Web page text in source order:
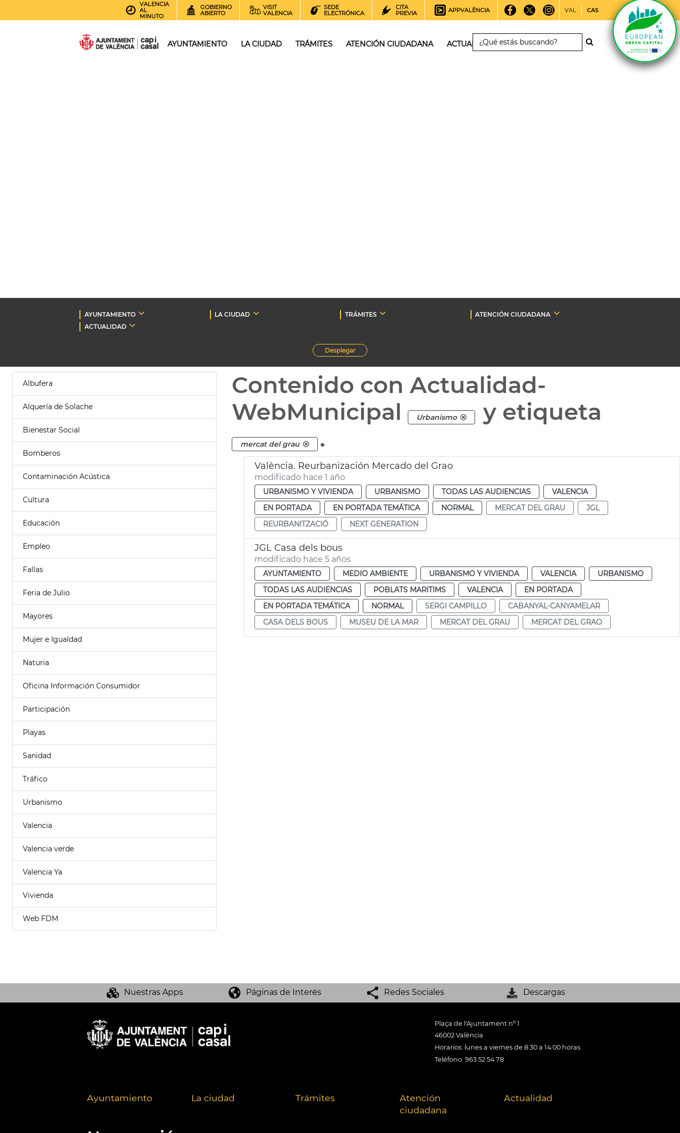
VALENCIA
AL
MINUTO
GOBIERNO
ABIERTO
VISIT
VALENCIA
SEDE
ELECTRÓNICA
CITA
PREVIA
APPVALÈNCIA VAL CAS
AYUNTAMIENTO LA CIUDAD TRÁMITES ATENCIÓN CIUDADANA ACTUALIDAD
AYUNTAMIENTO LA CIUDAD TRÁMITES
ATENCIÓN CIUDADANA
ACTUALIDAD
Desplegar
Albufera
Alquería de Solache
Bienestar Social
Bomberos
Contaminación Acústica
Cultura
Educación
Empleo
Fallas
Feria de Julio
Mayores
Mujer e Igualdad
Naturia
Oficina Información Consumidor
Participación
Playas
Sanidad
Tráfico
Urbanismo
Valencia
Valencia verde
Valencia Ya
Vivienda
Web FDM
Contenido con Actualidad-
WebMunicipal
Urbanismo y etiqueta
mercat del grau .
València. Reurbanización Mercado del Grao
modificado hace 1 año
URBANISMO Y VIVIENDA URBANISMO TODAS LAS AUDIENCIAS
VALENCIA
EN PORTADA
EN PORTADA TEMÁTICA NORMAL MERCAT DEL GRAU
JGL
REURBANITZACIÓ
NEXT GENERATION
JGL Casa dels bous
modificado hace 5 años
AYUNTAMIENTO MEDIO AMBIENTE URBANISMO Y VIVIENDA VALENCIA
URBANISMO
TODAS LAS AUDIENCIAS
POBLATS MARITIMS VALENCIA
EN PORTADA
EN PORTADA TEMÁTICA
NORMAL SERGI CAMPILLO
CABANYAL-CANYAMELAR
CASA DELS BOUS
MUSEU DE LA MAR MERCAT DEL GRAU MERCAT DEL GRAO
Nuestras Apps Páginas de Interés Redes Sociales Descargas
Plaça de l'Ajuntament nº 1
46002 València
Horarios: lunes a viernes de 8:30 a 14:00 horas
Teléfono: 963 52 54 78
Ayuntamiento La ciudad Trámites
Atención
ciudadana
Actualidad